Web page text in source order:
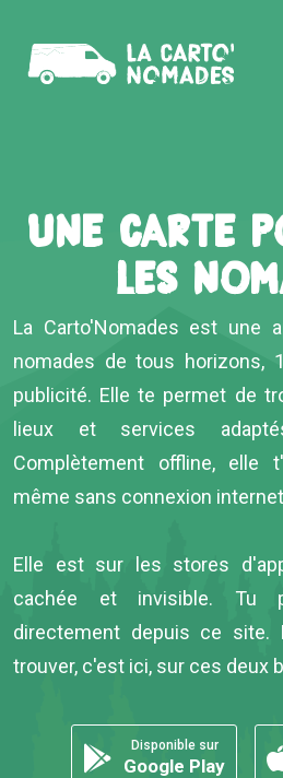
Une carte
les
La Carto'Nomades est une
nomades de tous horizons,
publicité. Elle te permet de
lieux et services
Complètement offline, elle
même sans connexion
Elle est sur les stores
cachée et invisible. Tu
directement depuis ce site.
trouver, c'est ici, sur ces deux
Disponible sur
Google Play